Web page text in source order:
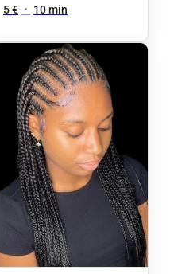
5 € • 10 min